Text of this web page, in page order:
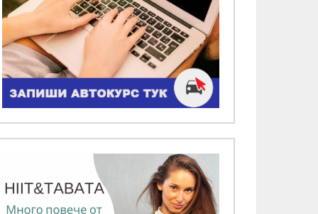
ПОЛЕЗНО
приема заявления за помощ
сезон 2026/2027
2026